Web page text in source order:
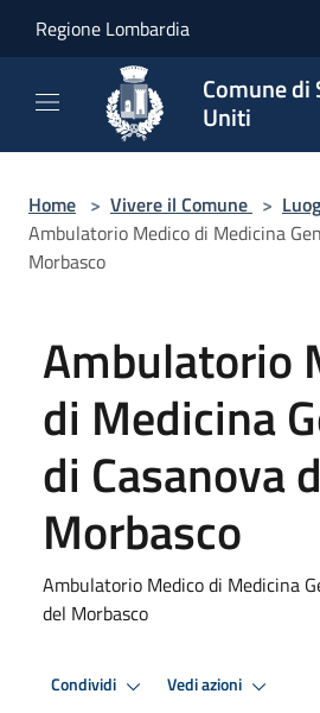
Regione Lombardia
Comune di
Uniti
Home > Vivere il Comune >
Ambulatorio Medico di Medicina
Morbasco
Ambulatorio
di Medicina
di Casanova
Morbasco
Ambulatorio Medico di Medicina
del Morbasco
Condividi Vedi azioni